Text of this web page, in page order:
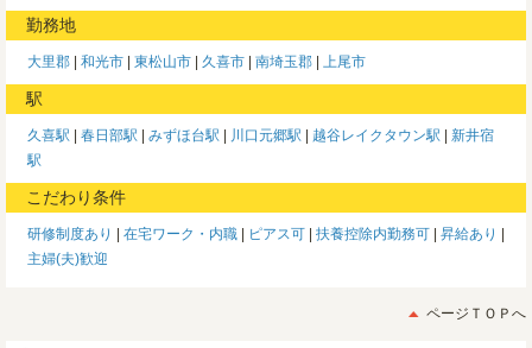
勤務地
大里郡 和光市 東松山市 久喜市 南埼玉郡 上尾市
駅
久喜駅 春日部駅 みずほ台駅 川口元郷駅 越谷レイクタウン駅
新井宿
駅
こだわり条件
研修制度あり 在宅ワーク・内職 ピアス可 扶養控除内勤務可
昇給あり
主婦(夫)歓迎
ページＴＯＰへ